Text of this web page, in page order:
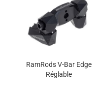
RamRods V-Bar Edge
Réglable